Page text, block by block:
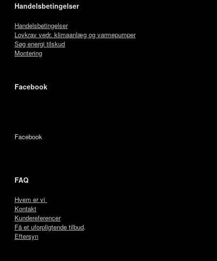
Handelsbetingelser
Handelsbetingelser
Lovkrav vedr. klimaanlæg og varmepumper
Søg energi tilskud
Montering
Facebook
Facebook
FAQ
Hvem er vi
Kontakt
Kundereferencer
Få et uforpligtende tilbud.
Eftersyn